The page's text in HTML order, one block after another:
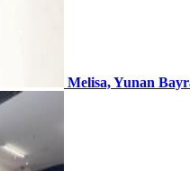
Melisa, Yunan